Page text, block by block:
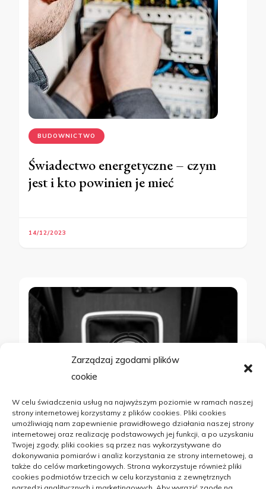
Zarządzaj zgodami plików
cookie
W celu świadczenia usług na najwyższym poziomie w ramach naszej
strony internetowej korzystamy z plików cookies. Pliki cookies
umożliwiają nam zapewnienie prawidłowego działania naszej strony
internetowej oraz realizację podstawowych jej funkcji, a po uzyskaniu
Twojej zgody, pliki cookies są przez nas wykorzystywane do
dokonywania pomiarów i analiz korzystania ze strony internetowej, a
także do celów marketingowych. Strona wykorzystuje również pliki
cookies podmiotów trzecich w celu korzystania z zewnętrznych
BUDOWNICTWO
Świadectwo energetyczne – czym
jest i kto powinien je mieć
14/12/2023
ARTYKUŁ SPONSOROWANY DOM
Wieczorek i Syn: zaopatrywanie